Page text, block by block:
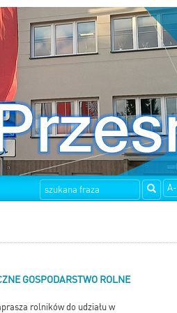
A-
GOSPODARSTWO ROLNE
rolników do udziału w